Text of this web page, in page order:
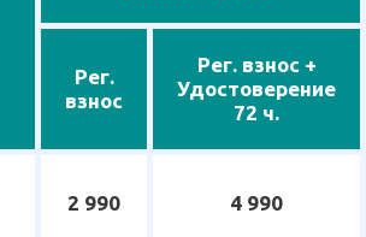
Рег.
взнос
Рег. взнос +
Удостоверение
72 ч.
2 990 4 990